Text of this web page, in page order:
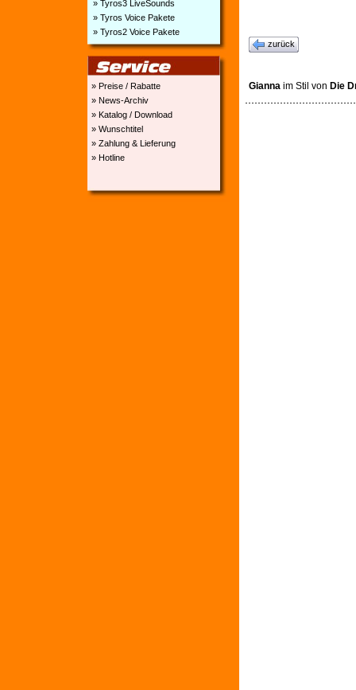
» Tyros3 LiveSounds
» Tyros Voice Pakete
» Tyros2 Voice Pakete
» Preise / Rabatte
» News-Archiv
» Katalog / Download
» Wunschtitel
» Zahlung & Lieferung
» Hotline
zurück
Gianna im Stil von Die